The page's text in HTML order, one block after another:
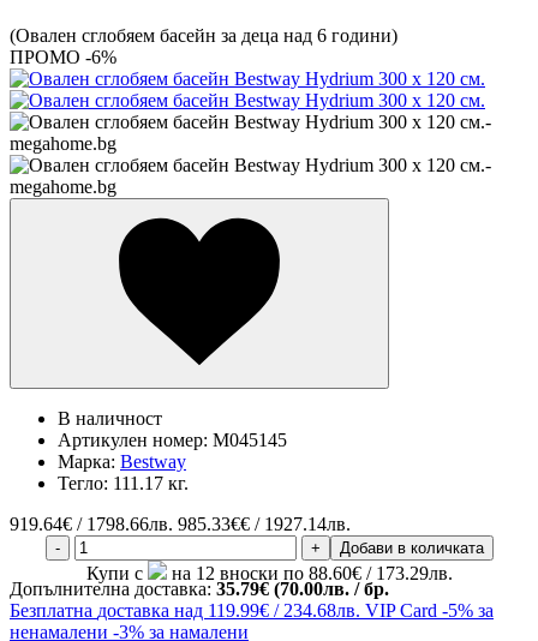
(Овален сглобяем басейн за деца над 6 години)
ПРОМО -6%
В наличност
Артикулен номер: M045145
Марка: Bestway
Тегло: 111.17 кг.
919.64€ / 1798.66лв. 985.33€€ / 1927.14лв.
- + Добави в количката
Купи с на 12 вноски по 88.60€ / 173.29лв.
Допълнителна доставка: 35.79€ (70.00лв. / бр.
Безплатна доставка над 119.99€ / 234.68лв. VIP Card -5% за
ненамалени -3% за намалени